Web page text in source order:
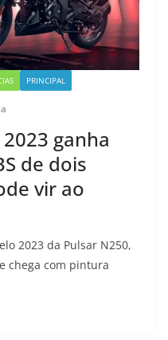
PRINCIPAL
ganha
de dois
vir ao
2023 da Pulsar N250,
chega com pintura